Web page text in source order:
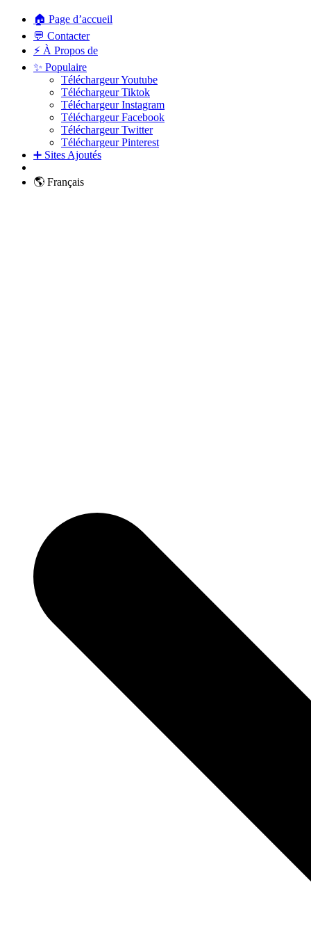
🏠 Page d’accueil
💬 Contacter
⚡ À Propos de
✨ Populaire
Téléchargeur Youtube
Téléchargeur Tiktok
Téléchargeur Instagram
Téléchargeur Facebook
Téléchargeur Twitter
Téléchargeur Pinterest
➕ Sites Ajoutés
🌎 Français